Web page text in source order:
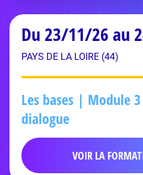
Du 23/11/26 au
PAYS DE LA LOIRE (44)
Les bases | Module
dialogue
VOIR LA